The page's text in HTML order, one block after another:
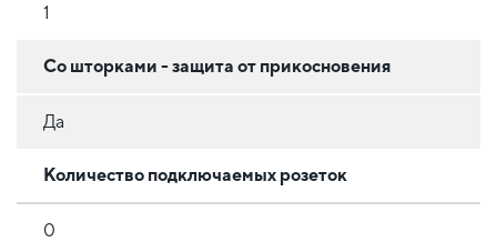
1
Со шторками - защита от прикосновения
Да
Количество подключаемых розеток
0